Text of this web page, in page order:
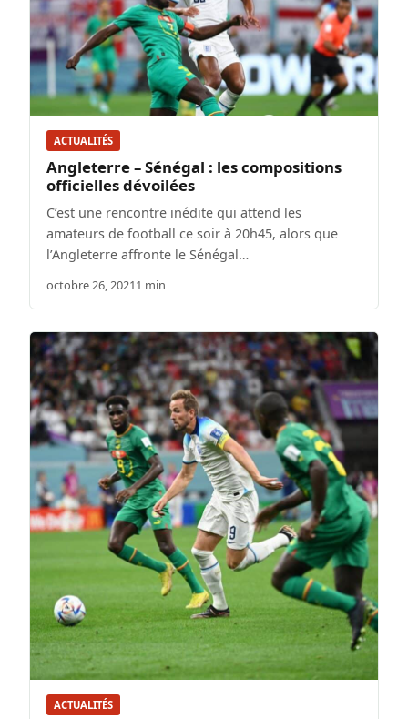
ACTUALITÉS
Angleterre – Sénégal : les compositions
officielles dévoilées
C’est une rencontre inédite qui attend les
amateurs de football ce soir à 20h45, alors que
l’Angleterre affronte le Sénégal…
octobre 26, 20211 min
ACTUALITÉS